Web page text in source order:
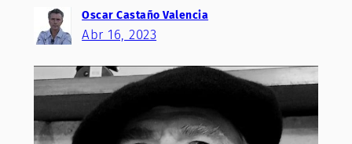
Oscar Castaño Valencia
Abr 16, 2023